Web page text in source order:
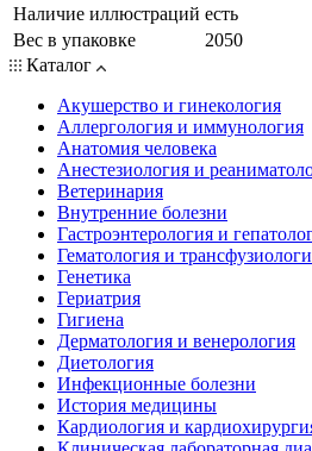
Наличие иллюстраций есть
Вес в упаковке
2050
Каталог
Акушерство и гинекология
Аллергология и иммунология
Анатомия человека
Анестезиология и
Ветеринария
Внутренние болезни
Гастроэнтерология и
Гематология и
Генетика
Гериатрия
Гигиена
Дерматология и венерология
Диетология
Инфекционные болезни
История медицины
Кардиология и